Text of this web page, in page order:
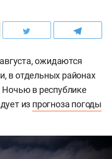
ожидаются
в отдельных районах
в республике
из прогноза погоды